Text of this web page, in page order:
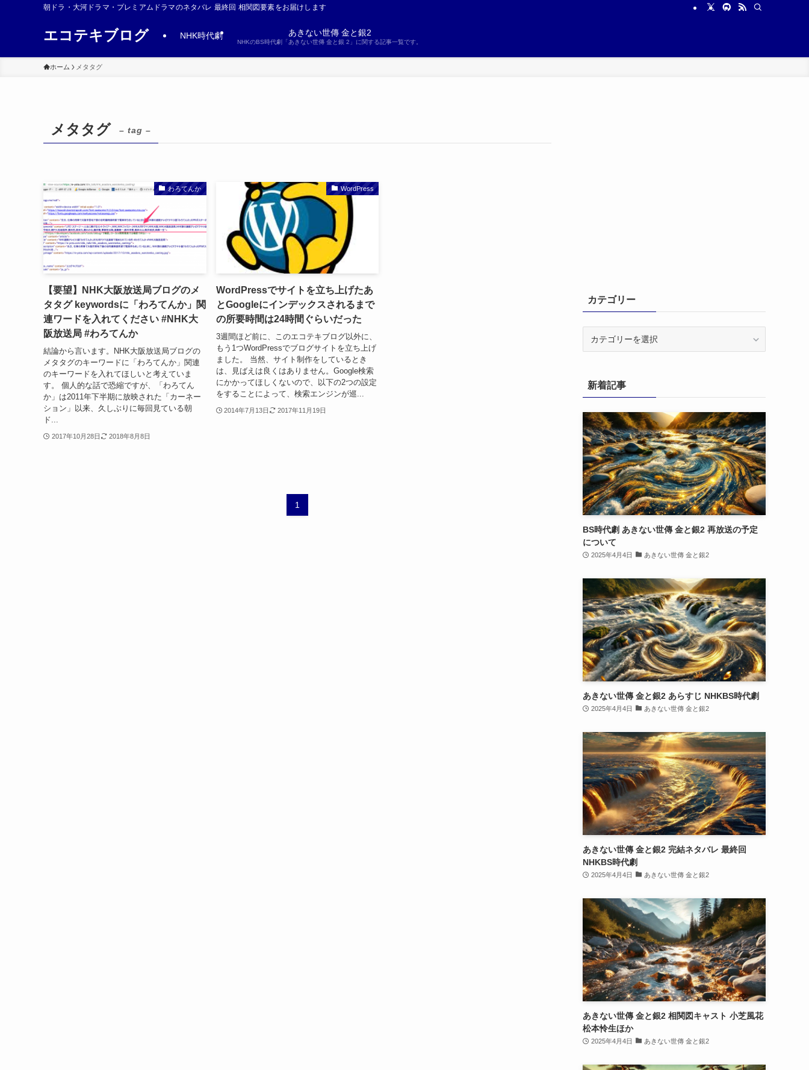
朝ドラ・大河ドラマ・プレミアムドラマのネタバレ 最終回 相関図要素をお届けします
エコテキブログ NHK時代劇 あきない世傳 金と銀2
NHKのBS時代劇「あきない世傳 金と銀 2」に関する記事一覧です。
ホーム メタタグ
メタタグ – tag –
わろてんか
【要望】NHK大阪放送局ブログのメ
タタグ keywordsに「わろてんか」関
連ワードを入れてください #NHK大
阪放送局 #わろてんか
結論から言います。NHK大阪放送局ブログの
メタタグのキーワードに「わろてんか」関連
のキーワードを入れてほしいと考えていま
す。 個人的な話で恐縮ですが、「わろてん
か」は2011年下半期に放映された「カーネー
ション」以来、久しぶりに毎回見ている朝
ド...
2017年10月28日 2018年8月8日
WordPress
WordPressでサイトを立ち上げたあ
とGoogleにインデックスされるまで
の所要時間は24時間ぐらいだった
3週間ほど前に、このエコテキブログ以外に、
もう1つWordPressでブログサイトを立ち上げ
ました。 当然、サイト制作をしているとき
は、見ばえは良くはありません。Google検索
にかかってほしくないので、以下の2つの設定
をすることによって、検索エンジンが巡...
2014年7月13日 2017年11月19日
1
カテゴリー
ー新着記事
BS時代劇 あきない世傳 金と銀2 再放送の予定
について
2025年4月4日 あきない世傳 金と銀2
あきない世傳 金と銀2 あらすじ NHKBS時代劇
2025年4月4日 あきない世傳 金と銀2
あきない世傳 金と銀2 完結ネタバレ 最終回
NHKBS時代劇
2025年4月4日 あきない世傳 金と銀2
あきない世傳 金と銀2 相関図キャスト 小芝風花
松本怜生ほか
2025年4月4日 あきない世傳 金と銀2